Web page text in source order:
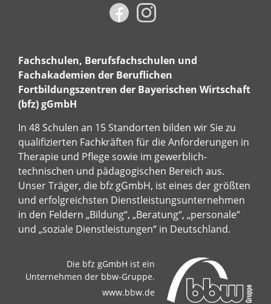
Fachschulen, Berufsfachschulen und
Fachakademien der Beruflichen
Fortbildungszentren der Bayerischen Wirtschaft
(bfz) gGmbH
In 48 Schulen an 15 Standorten bilden wir Sie zu
qualifizierten Fachkräften für die Anforderungen in
Therapie und Pflege sowie im gewerblich-
technischen und pädagogischen Bereich aus.
Unser Träger, die bfz gGmbH, ist eines der größten
und erfolgreichsten Dienstleistungsunternehmen
in den Feldern „Bildung“, „Beratung“, „personale“
und „soziale Dienstleistungen“ in Deutschland.
Die bfz gGmbH ist ein
Unternehmen der bbw-Gruppe.
www.bbw.de